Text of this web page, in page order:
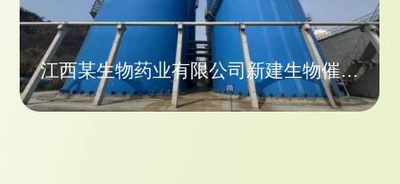
江西某生物药业有限公司新建生物催化
反应器项目